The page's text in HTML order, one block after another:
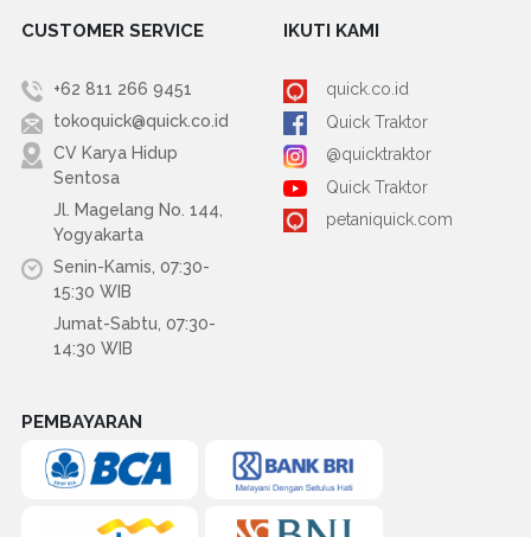
CUSTOMER SERVICE
+62 811 266 9451
tokoquick@quick.co.id
CV Karya Hidup
Sentosa
Jl. Magelang No. 144,
Yogyakarta
Senin-Kamis, 07:30-
15:30 WIB
Jumat-Sabtu, 07:30-
14:30 WIB
IKUTI KAMI
quick.co.id
Quick Traktor
@quicktraktor
Quick Traktor
petaniquick.com
PEMBAYARAN